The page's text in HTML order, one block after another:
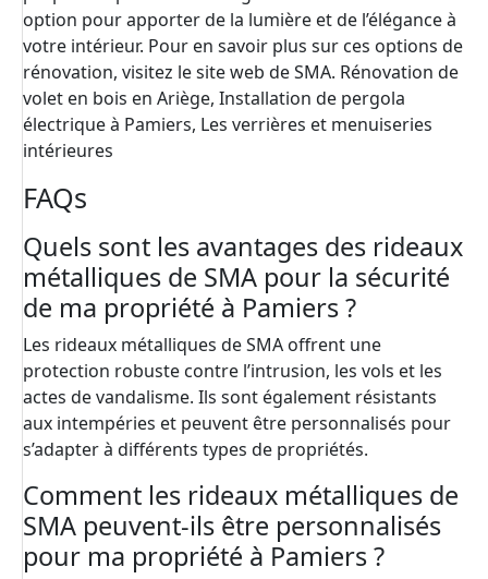
option pour apporter de la lumière et de l’élégance à
votre intérieur. Pour en savoir plus sur ces options de
rénovation, visitez le site web de SMA. Rénovation de
volet en bois en Ariège, Installation de pergola
électrique à Pamiers, Les verrières et menuiseries
intérieures
FAQs
Quels sont les avantages des rideaux
métalliques de SMA pour la sécurité
de ma propriété à Pamiers ?
Les rideaux métalliques de SMA offrent une
protection robuste contre l’intrusion, les vols et les
actes de vandalisme. Ils sont également résistants
aux intempéries et peuvent être personnalisés pour
s’adapter à différents types de propriétés.
Comment les rideaux métalliques de
SMA peuvent-ils être personnalisés
pour ma propriété à Pamiers ?